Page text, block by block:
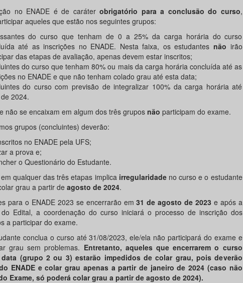
no ENADE é de caráter obrigatório para a conclusão do curso,
aqueles que estão nos seguintes grupos:
do curso que tenham de 0 a 25% da carga horária do curso
até as inscrições no ENADE. Nesta faixa, os estudantes não irão
das etapas de avaliação, apenas devem estar inscritos;
do curso que tenham 80% ou mais da carga horária concluída até as
no ENADE e que não tenham colado grau até esta data;
do curso com previsão de integralizar 100% da carga horária até
2024.
não se encaixam em algum dos três grupos não participam do exame.
grupos (concluintes) deverão:
no ENADE pela UFS;
a prova e;
o Questionário do Estudante.
qualquer das três etapas implica irregularidadeno curso e o estudante
grau a partir de agosto de 2024.
para o ENADE 2023 se encerrarão em31 de agosto de 2023 e após a
do Edital, a coordenação do curso iniciará o processo de inscrição dos
a participar do exame.
conclua o curso até 31/08/2023, ele/ela não participará do exame e
grau sem problemas. Entretanto, aqueles que encerrarem o curso
(grupo 2 ou 3) estarão impedidos de colar grau, pois deverão
ENADE e colar grau apenas a partir de janeiro de 2024 (caso não
Exame, só poderá colar grau a partir de agosto de 2024).